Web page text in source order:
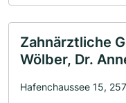
Zahnärztliche
Wölber, Dr.
Hafenchaussee 15,